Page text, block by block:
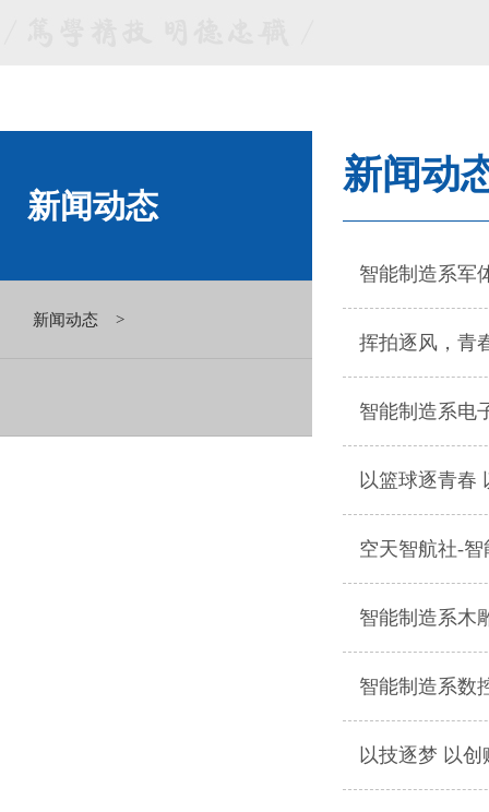
新闻动态
新闻动态 >
新闻动
智能制造系军
挥拍逐风，青
智能制造系电
以篮球逐青
空天智航社-
智能制造系木
智能制造系数
以技逐梦 以